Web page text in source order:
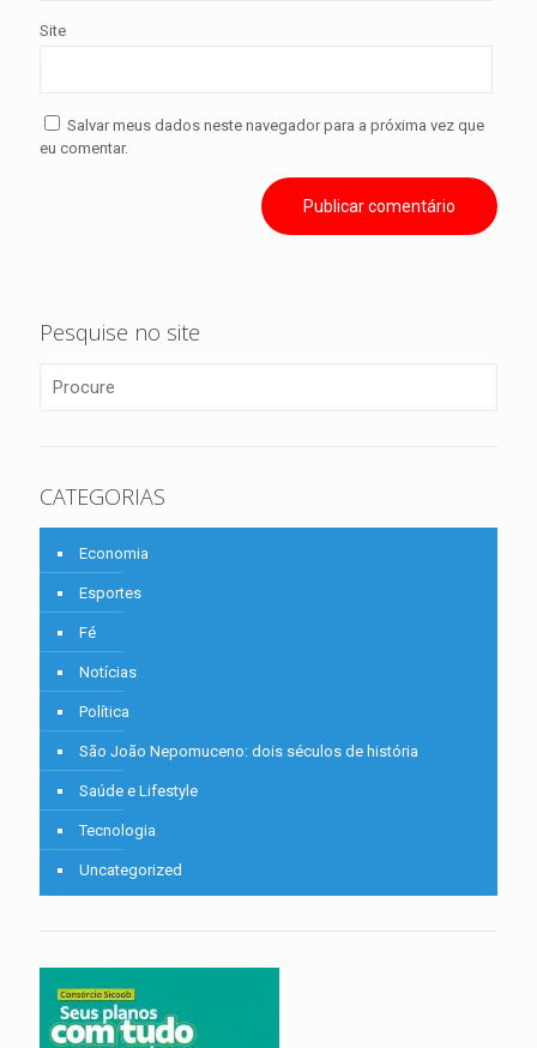
Site
Salvar meus dados neste navegador para a próxima vez que
eu comentar.
Pesquise no site
CATEGORIAS
Economia
Esportes
Fé
Notícias
Política
São João Nepomuceno: dois séculos de história
Saúde e Lifestyle
Tecnologia
Uncategorized